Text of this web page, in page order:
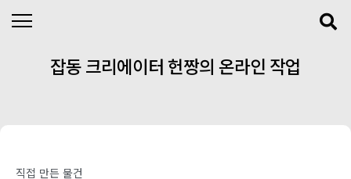
잡동 크리에이터 헌짱의 온라인 작업
직접 만든 물건